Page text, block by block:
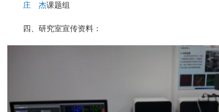
庄 杰课题组
四、研究室宣传资料：